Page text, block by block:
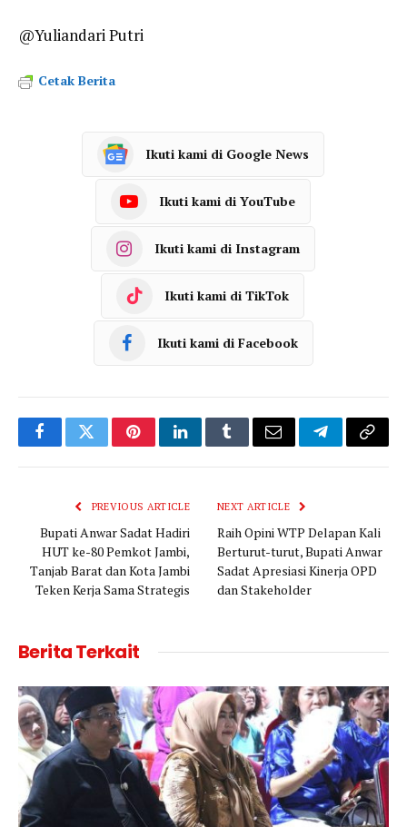
@Yuliandari Putri
Cetak Berita
Ikuti kami di Google News
Ikuti kami di YouTube
Ikuti kami di Instagram
Ikuti kami di TikTok
Ikuti kami di Facebook
FacebookTwitterPinterestLinkedInTumblrEmail TelegramCopy
PREVIOUS ARTICLE
Bupati Anwar Sadat Hadiri
HUT ke-80 Pemkot Jambi,
Tanjab Barat dan Kota Jambi
Teken Kerja Sama Strategis
NEXT ARTICLE
Raih Opini WTP Delapan Kali
Berturut-turut, Bupati Anwar
Sadat Apresiasi Kinerja OPD
dan Stakeholder
Berita Terkait